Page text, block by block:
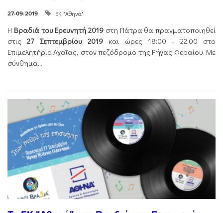
27-09-2019 ΕΚ "Αθηνά"
Η Βραδιά του Ερευνητή 2019 στη Πάτρα θα πραγματοποιηθεί
στις27 Σεπτεμβρίου 2019 και ώρες 18:00 - 22:00 στο
Επιμελητήριο Αχαΐας, στον πεζόδρομο της Ρήγας Φεραίου. Με
σύνθημα...